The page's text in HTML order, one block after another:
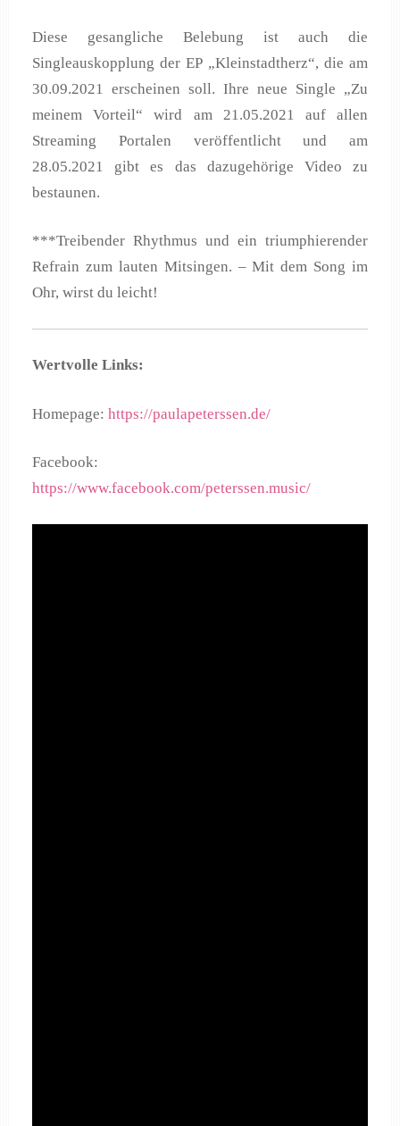
Diese gesangliche Belebung ist auch die
Singleauskopplung der EP „Kleinstadtherz“, die am
30.09.2021 erscheinen soll. Ihre neue Single „Zu
meinem Vorteil“ wird am 21.05.2021 auf allen
Streaming Portalen veröffentlicht und am
28.05.2021 gibt es das dazugehörige Video zu
bestaunen.
***Treibender Rhythmus und ein triumphierender
Refrain zum lauten Mitsingen. – Mit dem Song im
Ohr, wirst du leicht!
Wertvolle Links:
Homepage:https://paulapeterssen.de/
Facebook:
https://www.facebook.com/peterssen.music/